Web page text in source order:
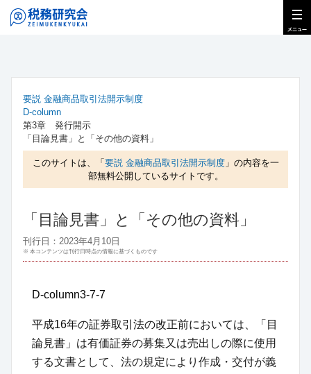
要説 金融商品取引法開示制度
D-column
第3章 発行開示
「目論見書」と「その他の資料」
このサイトは、「 要説 金融商品取引法開示制度」の内容を一
部無料公開しているサイトです。
「目論見書」と「その他の資料」
刊行日：2023年4月10日
※ 本コンテンツは刊行日時点の情報に基づくものです
D-column3-7-7
平成16年の証券取引法の改正前においては、「目
論見書」は有価証券の募集又は売出しの際に使用
する文書として、法の規定により作成・交付が義